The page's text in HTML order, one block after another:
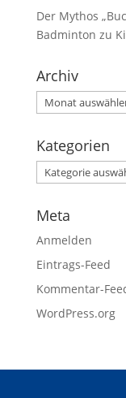
Der Mythos
Badminton zu
Archiv
Kategorien
Meta
Anmelden
Eintrags-Feed
Kommentar-
WordPress.org